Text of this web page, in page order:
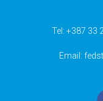
Tel: +387 33
Email: